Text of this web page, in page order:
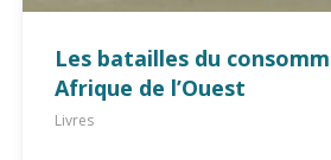
Les batailles du
Afrique de l’Ouest
Livres